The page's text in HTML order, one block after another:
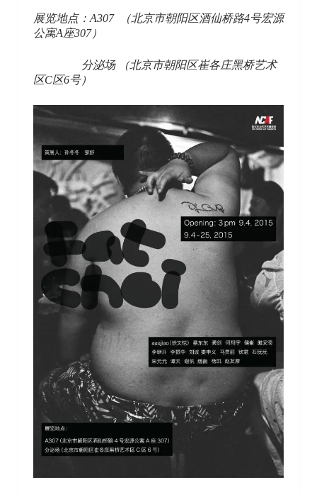
展览地点：A307 （北京市朝阳区酒仙桥路4号宏源
公寓A座307）
分泌场 （北京市朝阳区崔各庄黑桥艺术
区C区6号）